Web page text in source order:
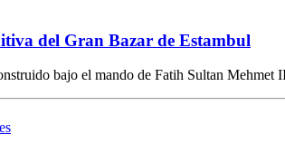
del Gran Bazar de Estambul
bajo el mando de Fatih Sultan